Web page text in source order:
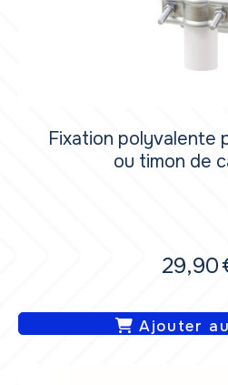
Fixation polyvalente
ou timon de
29,90
Ajouter